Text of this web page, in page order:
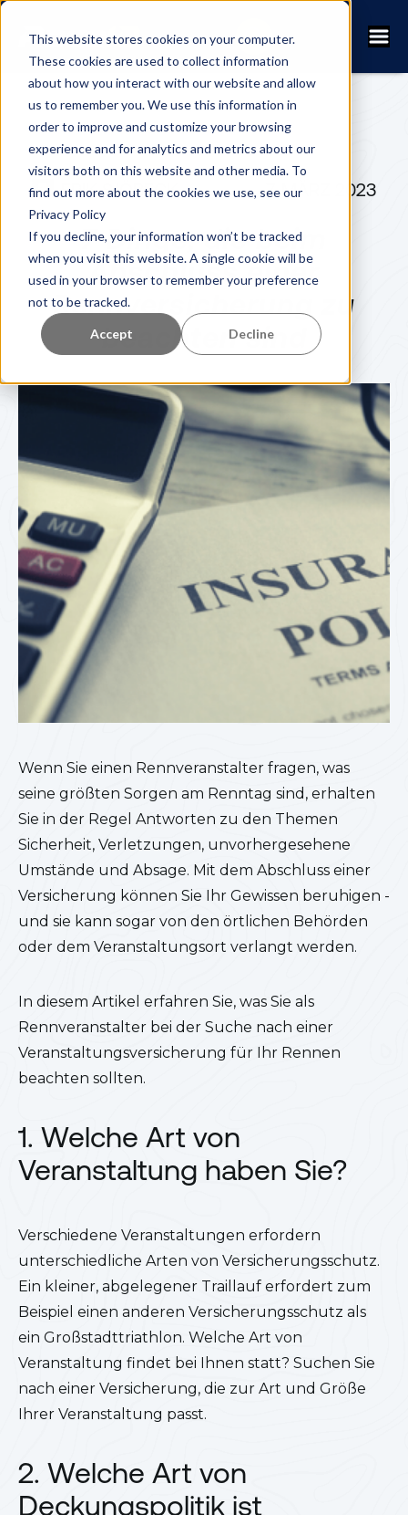
This website stores cookies on your computer.
These cookies are used to collect information
about how you interact with our website and allow
us to remember you. We use this information in
order to improve and customize your browsing
experience and for analytics and metrics about our
visitors both on this website and other media. To
find out more about the cookies we use, see our
Privacy Policy
If you decline, your information won’t be tracked
when you visit this website. A single cookie will be
used in your browser to remember your preference
not to be tracked.
Accept Decline
ERIK SJÖBECK 7. MÄRZ 2023
7 Dinge, die beim
Abschluss einer
Rennversicherung zu
beachten sind
Wenn Sie einen Rennveranstalter fragen, was
seine größten Sorgen am Renntag sind, erhalten
Sie in der Regel Antworten zu den Themen
Sicherheit, Verletzungen, unvorhergesehene
Umstände und Absage. Mit dem Abschluss einer
Versicherung können Sie Ihr Gewissen beruhigen -
und sie kann sogar von den örtlichen Behörden
oder dem Veranstaltungsort verlangt werden.
In diesem Artikel erfahren Sie, was Sie als
Rennveranstalter bei der Suche nach einer
Veranstaltungsversicherung für Ihr Rennen
beachten sollten.
1. Welche Art von
Veranstaltung haben Sie?
Verschiedene Veranstaltungen erfordern
unterschiedliche Arten von Versicherungsschutz.
Ein kleiner, abgelegener Traillauf erfordert zum
Beispiel einen anderen Versicherungsschutz als
ein Großstadttriathlon. Welche Art von
Veranstaltung findet bei Ihnen statt? Suchen Sie
nach einer Versicherung, die zur Art und Größe
Ihrer Veranstaltung passt.
2. Welche Art von
Deckungspolitik ist